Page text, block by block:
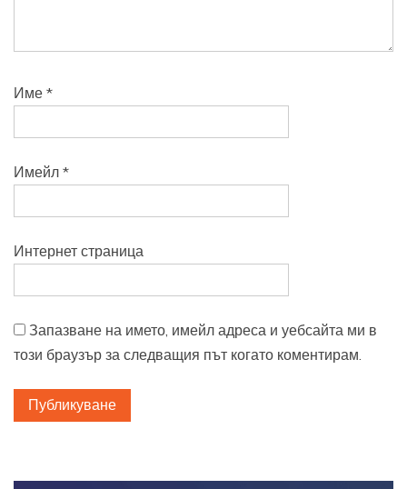
Име *
Имейл *
Интернет страница
Запазване на името, имейл адреса и уебсайта ми в
този браузър за следващия път когато коментирам.